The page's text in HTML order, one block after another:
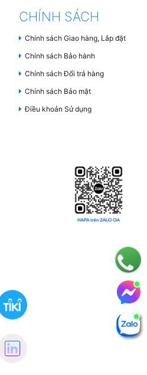
CHÍNH SÁCH
Chính sách Giao hàng, Lắp đặt
Chính sách Bảo hành
Chính sách Đổi trả hàng
Chính sách Bảo mật
Điều khoản Sử dụng